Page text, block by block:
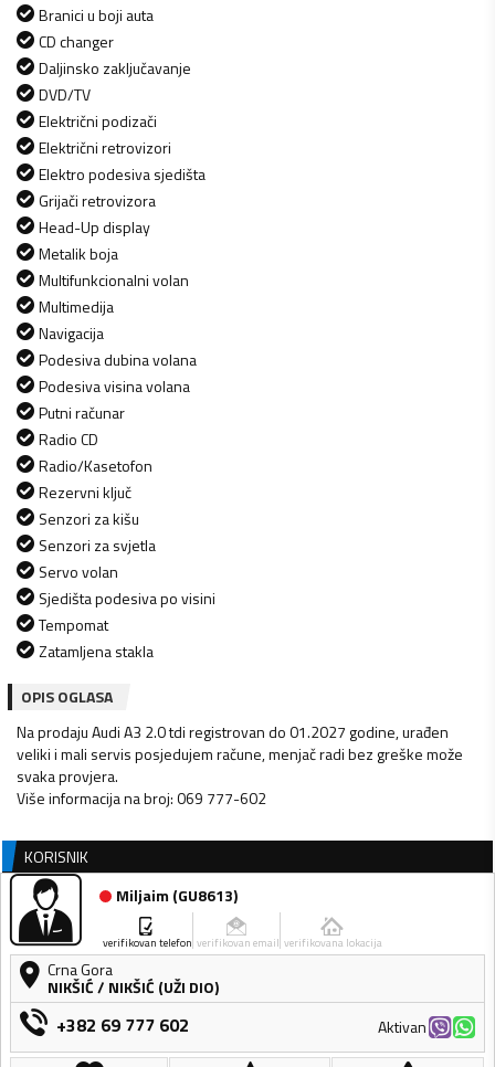
Branici u boji auta
CD changer
Daljinsko zaključavanje
DVD/TV
Električni podizači
Električni retrovizori
Elektro podesiva sjedišta
Grijači retrovizora
Head-Up display
Metalik boja
Multifunkcionalni volan
Multimedija
Navigacija
Podesiva dubina volana
Podesiva visina volana
Putni računar
Radio CD
Radio/Kasetofon
Rezervni ključ
Senzori za kišu
Senzori za svjetla
Servo volan
Sjedišta podesiva po visini
Tempomat
Zatamljena stakla
OPIS OGLASA
Na prodaju Audi A3 2.0 tdi registrovan do 01.2027 godine, urađen
veliki i mali servis posjedujem račune, menjač radi bez greške može
svaka provjera.
Više informacija na broj: 069 777-602
KORISNIK
Miljaim (GU8613)
verifikovan telefon verifikovan email verifikovana lokacija
Crna Gora
NIKŠIĆ/ NIKŠIĆ (UŽI DIO)
+382 69 777 602 Aktivan